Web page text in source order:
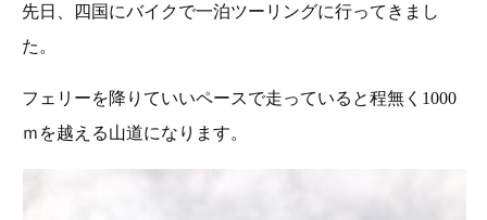
先日、四国にバイクで一泊ツーリングに行ってきまし
た。
フェリーを降りていいペースで走っていると程無く1000
ｍを越える山道になります。